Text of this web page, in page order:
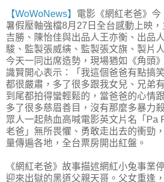
【WoWoNews】 電影《網紅老爸》
暑假壓軸強檔8月27日全台感動上映
吉勝、陳怡佳與出品人王亦衡、出品
駿、監製張威縯、監製張文旗、製片
今天一同出席造勢，現場猶如《角頭
識賢開心表示：「我這個爸爸有點搞
都很嚴肅，多了很多跟我女兒、兄弟
到尾都拍得蠻輕鬆的，當爸爸的心情
多了很多慈眉善目，沒有那麼多暴力
眾人一起熱血高喊電影英文片名「Pa
老爸」無所畏懼、勇敢走出去的衝勁
量傳遍各地，全台票房開出紅盤。
《網紅老爸》故事描述網紅小兔事業
迎來出獄的黑道父親天哥。父女重逢